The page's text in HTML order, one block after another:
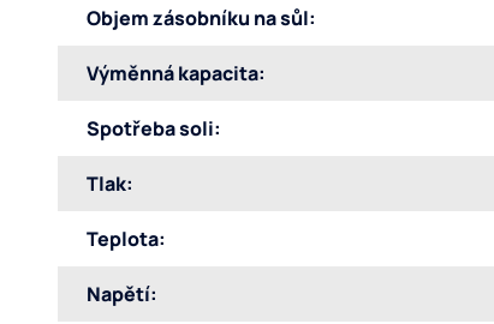
Objem zásobníku na sůl:
Výměnná kapacita:
Spotřeba soli:
Tlak:
Teplota:
Napětí: